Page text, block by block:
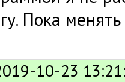
Пока
10-23